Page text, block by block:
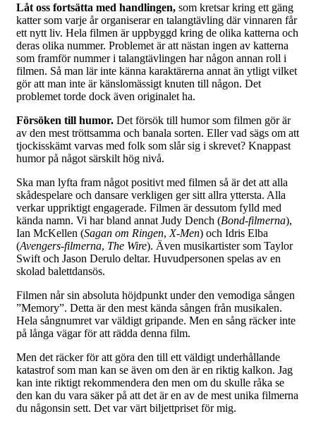
Låt oss fortsätta med handlingen, som kretsar kring ett gäng
katter som varje år organiserar en talangtävling där vinnaren får
ett nytt liv. Hela filmen är uppbyggd kring de olika katterna och
deras olika nummer. Problemet är att nästan ingen av katterna
som framför nummer i talangtävlingen har någon annan roll i
filmen. Så man lär inte känna karaktärerna annat än ytligt vilket
gör att man inte är känslomässigt knuten till någon. Det
problemet torde dock även originalet ha.
Försöken till humor. Det försök till humor som filmen gör är
av den mest tröttsamma och banala sorten. Eller vad sägs om att
tjockisskämt varvas med folk som slår sig i skrevet? Knappast
humor på något särskilt hög nivå.
Ska man lyfta fram något positivt med filmen så är det att alla
skådespelare och dansare verkligen ger sitt allra yttersta. Alla
verkar uppriktigt engagerade. Filmen är dessutom fylld med
kända namn. Vi har bland annat Judy Dench (Bond-filmerna),
Ian McKellen (Sagan om Ringen, X-Men) och Idris Elba
(Avengers-filmerna, The Wire). Även musikartister som Taylor
Swift och Jason Derulo deltar. Huvudpersonen spelas av en
skolad balettdansös.
Filmen når sin absoluta höjdpunkt under den vemodiga sången
”Memory”. Detta är den mest kända sången från musikalen.
Hela sångnumret var väldigt gripande. Men en sång räcker inte
på långa vägar för att rädda denna film.
Men det räcker för att göra den till ett väldigt underhållande
katastrof som man kan se även om den är en riktig kalkon. Jag
kan inte riktigt rekommendera den men om du skulle råka se
den kan du vara säker på att det är en av de mest unika filmerna
du någonsin sett. Det var värt biljettpriset för mig.